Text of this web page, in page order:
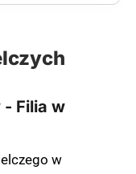
- Filia w
w